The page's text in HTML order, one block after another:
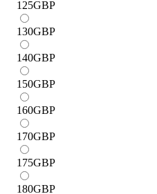
125GBP
130GBP
140GBP
150GBP
160GBP
170GBP
175GBP
180GBP